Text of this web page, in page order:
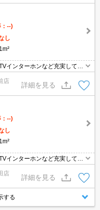
在空家です。バルコニーをご
：--)
し
インターホンなど充実してい
備は洗面化粧台・浴室乾燥
備え付けています。収納はク
なので、広々と空間を利用す
在空家です。バルコニーをご
店
詳細を見る
：--)
し
インターホンなど充実してい
備は洗面化粧台・浴室乾燥
備え付けています。収納はク
なので、広々と空間を利用す
在空家です。バルコニーをご
店
詳細を見る
する